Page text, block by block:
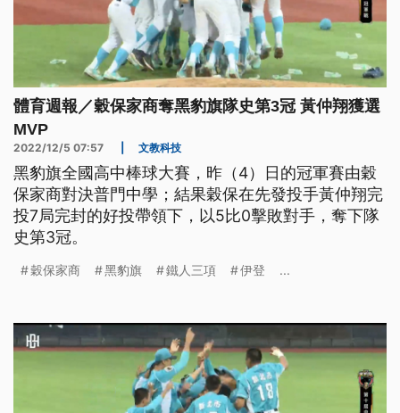
體育週報／穀保家商奪黑豹旗隊史第3冠 黃仲翔獲選
MVP
2022/12/5 07:57 文教科技
黑豹旗全國高中棒球大賽，昨（4）日的冠軍賽由穀
保家商對決普門中學；結果穀保在先發投手黃仲翔完
投7局完封的好投帶領下，以5比0擊敗對手，奪下隊
史第3冠。
穀保家商 黑豹旗 鐵人三項 伊登 ...